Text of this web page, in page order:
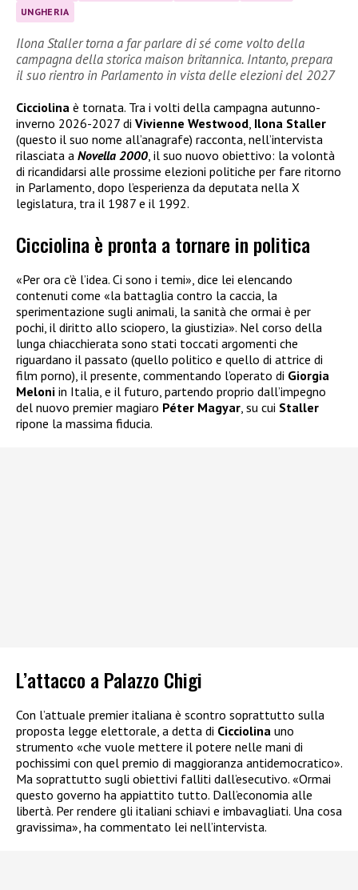
UNGHERIA
Ilona Staller torna a far parlare di sé come volto della
campagna della storica maison britannica. Intanto, prepara
il suo rientro in Parlamento in vista delle elezioni del 2027
Cicciolina è tornata. Tra i volti della campagna autunno-
inverno 2026-2027 di Vivienne Westwood, Ilona Staller
(questo il suo nome all’anagrafe) racconta, nell’intervista
rilasciata a Novella 2000, il suo nuovo obiettivo: la volontà
di ricandidarsi alle prossime elezioni politiche per fare ritorno
in Parlamento, dopo l’esperienza da deputata nella X
legislatura, tra il 1987 e il 1992.
Cicciolina è pronta a tornare in politica
«Per ora c’è l’idea. Ci sono i temi», dice lei elencando
contenuti come «la battaglia contro la caccia, la
sperimentazione sugli animali, la sanità che ormai è per
pochi, il diritto allo sciopero, la giustizia». Nel corso della
lunga chiacchierata sono stati toccati argomenti che
riguardano il passato (quello politico e quello di attrice di
film porno), il presente, commentando l’operato di Giorgia
Meloni in Italia, e il futuro, partendo proprio dall’impegno
del nuovo premier magiaro Péter Magyar , su cui Staller
ripone la massima fiducia.
L’attacco a Palazzo Chigi
Con l’attuale premier italiana è scontro soprattutto sulla
proposta legge elettorale, a detta di Cicciolina uno
strumento «che vuole mettere il potere nelle mani di
pochissimi con quel premio di maggioranza antidemocratico».
Ma soprattutto sugli obiettivi falliti dall’esecutivo. «Ormai
questo governo ha appiattito tutto. Dall’economia alle
libertà. Per rendere gli italiani schiavi e imbavagliati. Una cosa
gravissima», ha commentato lei nell’intervista.